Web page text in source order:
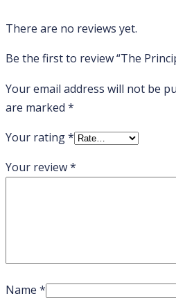
There are no reviews yet.
Be the first to review “The
Your email address will not be
are marked *
Your rating*
Your review*
Name *